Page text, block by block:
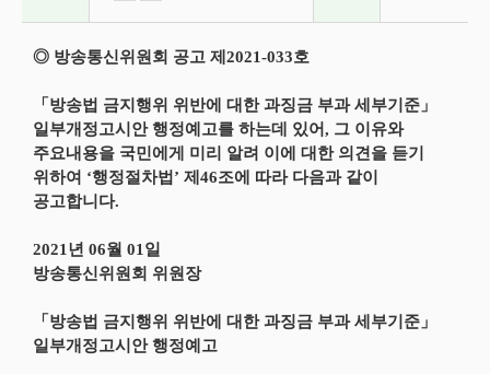
◎ 방송통신위원회 공고 제2021-033호
「방송법 금지행위 위반에 대한 과징금 부과 세부기준」
일부개정고시안 행정예고를 하는데 있어, 그 이유와
주요내용을 국민에게 미리 알려 이에 대한 의견을 듣기
위하여 ‘행정절차법’ 제46조에 따라 다음과 같이
공고합니다.
2021년 06월 01일
방송통신위원회 위원장
「방송법 금지행위 위반에 대한 과징금 부과 세부기준」
일부개정고시안 행정예고